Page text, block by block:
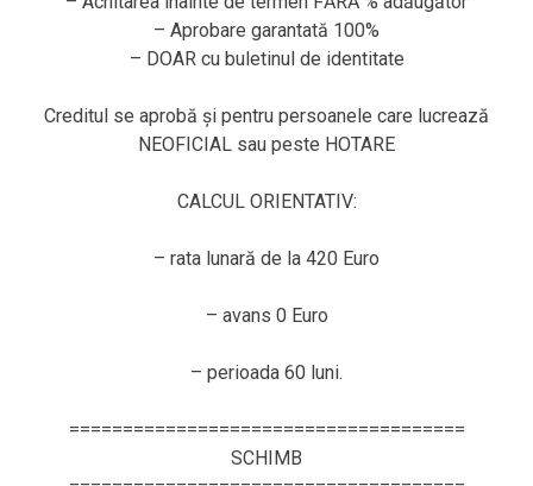
– Aprobare garantată 100%
– DOAR cu buletinul de identitate
Creditul se aprobă și pentru persoanele care lucrează
NEOFICIAL sau peste HOTARE
CALCUL ORIENTATIV:
– rata lunară de la 420 Euro
– avans 0 Euro
– perioada 60 luni.
=====================================
SCHIMB